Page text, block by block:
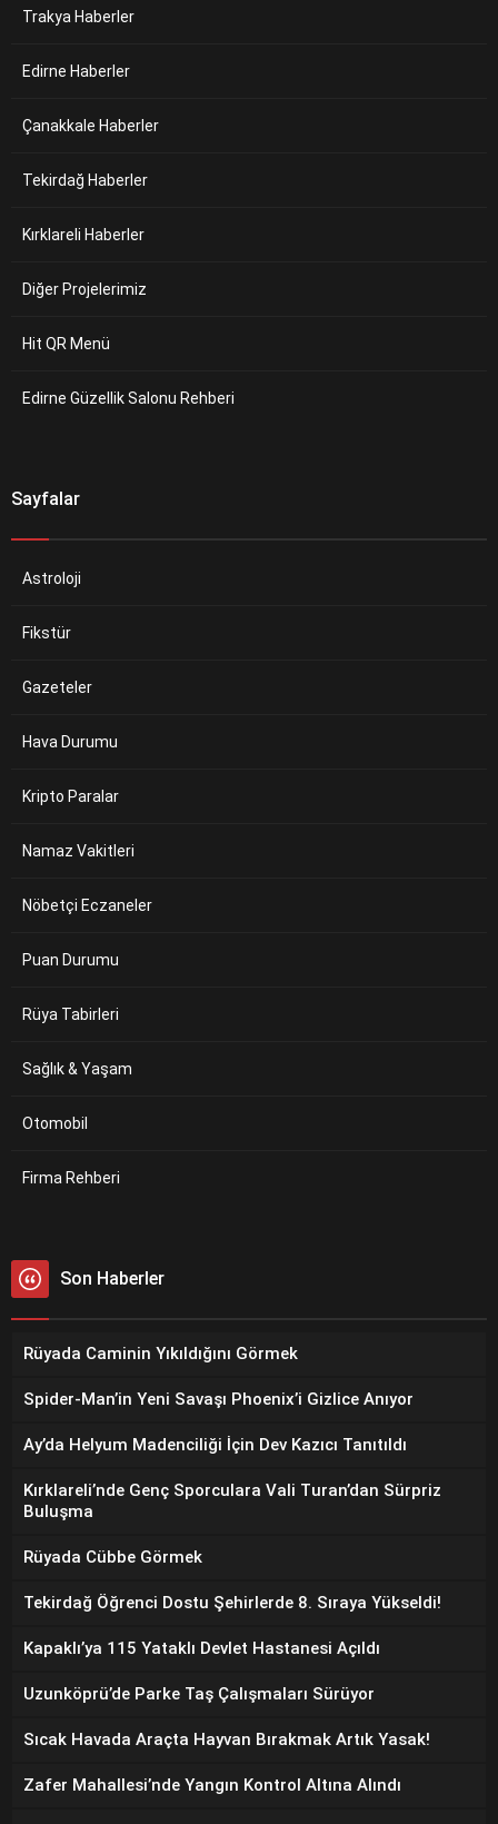
Trakya Haberler
Edirne Haberler
Çanakkale Haberler
Tekirdağ Haberler
Kırklareli Haberler
Diğer Projelerimiz
Hit QR Menü
Edirne Güzellik Salonu Rehberi
Sayfalar
Astroloji
Fikstür
Gazeteler
Hava Durumu
Kripto Paralar
Namaz Vakitleri
Nöbetçi Eczaneler
Puan Durumu
Rüya Tabirleri
Sağlık & Yaşam
Otomobil
Firma Rehberi
Son Haberler
Rüyada Caminin Yıkıldığını Görmek
Spider-Man’in Yeni Savaşı Phoenix’i Gizlice Anıyor
Ay’da Helyum Madenciliği İçin Dev Kazıcı Tanıtıldı
Kırklareli’nde Genç Sporculara Vali Turan’dan Sürpriz
Buluşma
Rüyada Cübbe Görmek
Tekirdağ Öğrenci Dostu Şehirlerde 8. Sıraya Yükseldi!
Kapaklı’ya 115 Yataklı Devlet Hastanesi Açıldı
Uzunköprü’de Parke Taş Çalışmaları Sürüyor
Sıcak Havada Araçta Hayvan Bırakmak Artık Yasak!
Zafer Mahallesi’nde Yangın Kontrol Altına Alındı